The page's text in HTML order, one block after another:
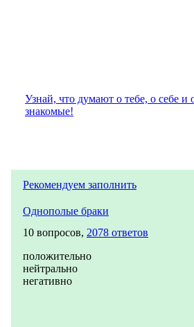
Узнай, что думают о тебе, о себе и
знакомые!
Рекомендуем заполнить
Однополые браки
10 вопросов, 2078 ответов
положительно
нейтрально
негативно